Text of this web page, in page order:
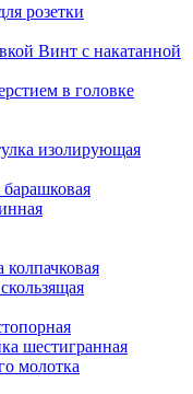
розетки
Винт с накатанной
в головке
изолирующая
барашковая
колпачковая
шестигранная
молотка